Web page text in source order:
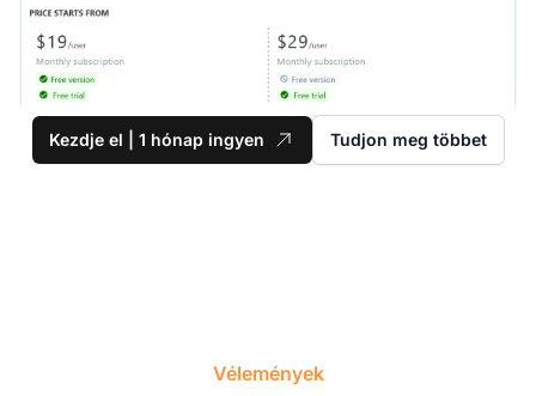
Kezdje el | 1 hónap ingyen Tudjon meg többet
Vélemények